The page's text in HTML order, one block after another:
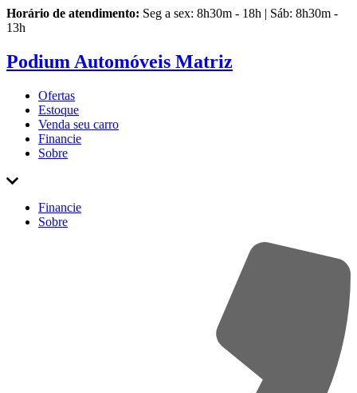
Horário de atendimento: Seg a sex: 8h30m - 18h | Sáb: 8h30m -
13h
Podium Automóveis Matriz
Ofertas
Estoque
Venda seu carro
Financie
Sobre
Financie
Sobre